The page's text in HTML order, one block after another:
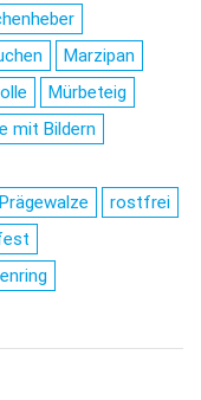
Marzipan
Mürbeteig
mit Bildern
Prägewalze
rostfrei